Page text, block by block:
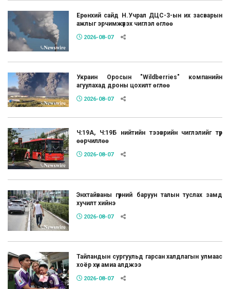
Ерөнхий сайд Н.Учрал ДЦС-3-ын их засварын
ажлыг эрчимжүүлэх чиглэл өглөө
2026-08-07
Украин Оросын "Wildberries" компанийн
агуулахад дроны цохилт өглөө
2026-08-07
Ч:19А, Ч:19Б нийтийн тээврийн чиглэлийг түр
өөрчиллөө
2026-08-07
Энхтайваны гүүрний баруун талын туслах замд
хучилт хийнэ
2026-08-07
Тайландын сургуульд гарсан халдлагын улмаас
хоёр хүн амиа алджээ
2026-08-07